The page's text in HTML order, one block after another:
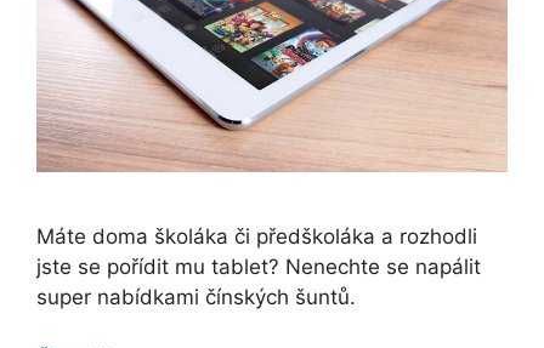
Máte doma školáka či předškoláka a rozhodli
jste se pořídit mu tablet? Nenechte se napálit
super nabídkami čínských šuntů.